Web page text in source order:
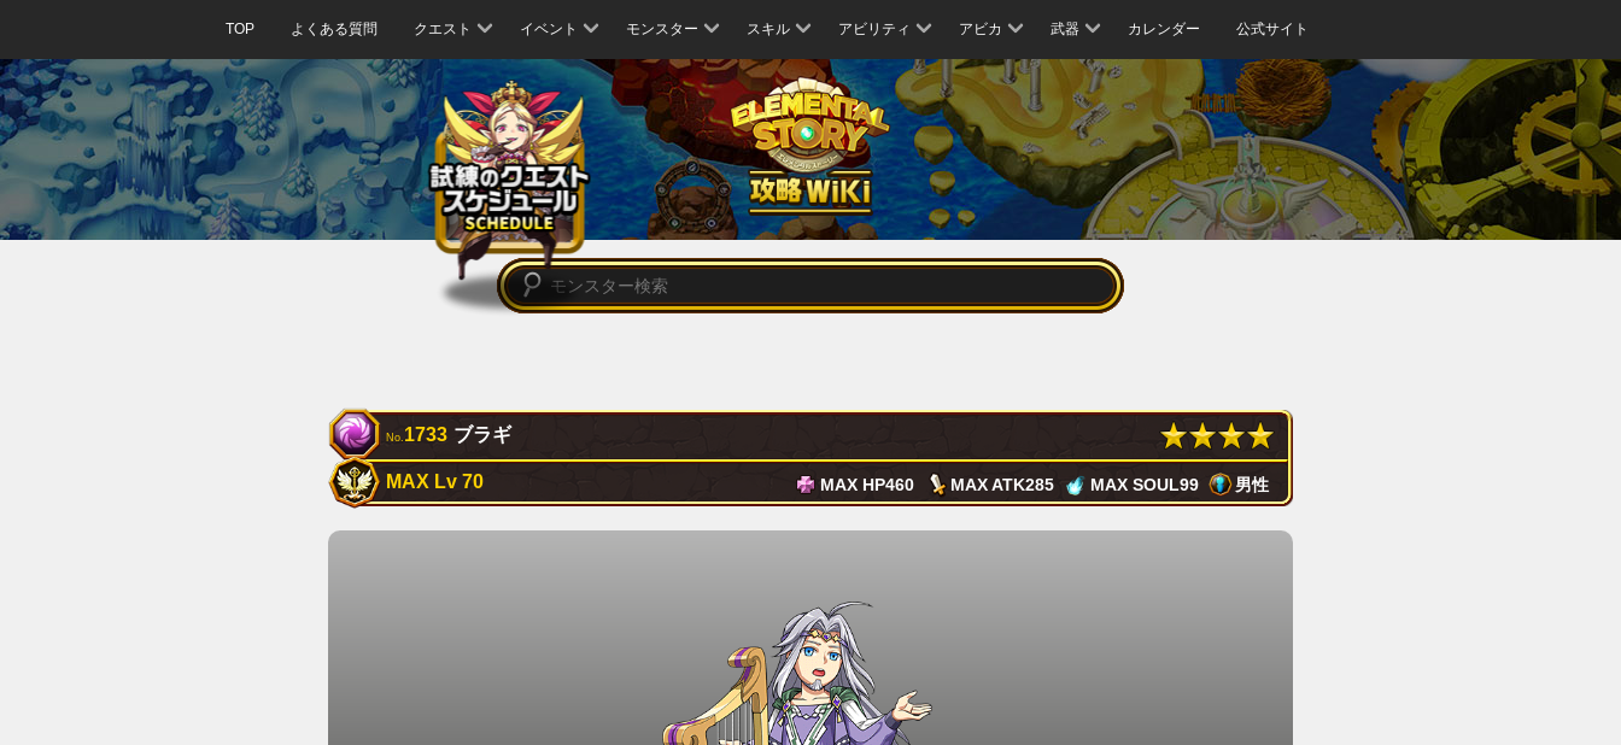
TOP よくある質問 クエスト イベント モンスター スキル アビリティ アビカ 武器 カレンダー 公式サイト
No. 1733 ブラギ
MAX Lv 70 MAX HP460 MAX ATK285 MAX SOUL99 男性